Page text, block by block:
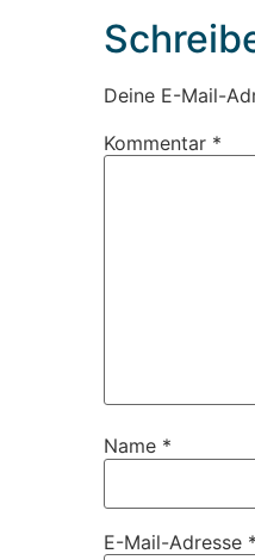
Deine E-Mail-
Kommentar *
Name *
E-Mail-Adresse *